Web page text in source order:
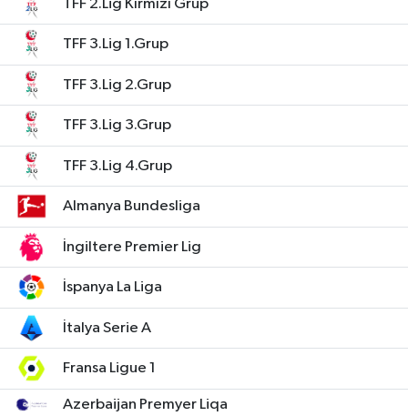
TFF 2.Lig Kırmızı Grup
TFF 3.Lig 1.Grup
TFF 3.Lig 2.Grup
TFF 3.Lig 3.Grup
TFF 3.Lig 4.Grup
Almanya Bundesliga
İngiltere Premier Lig
İspanya La Liga
İtalya Serie A
Fransa Ligue 1
Azerbaijan Premyer Liqa